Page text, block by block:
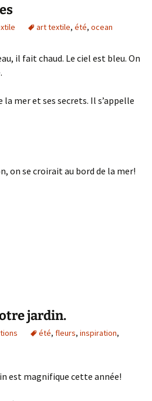
art textile, été, ocean
il fait chaud. Le ciel est bleu. On
mer et ses secrets. Il s’appelle
on se croirait au bord de la mer!
jardin.
été, fleurs, inspiration,
est magnifique cette année!